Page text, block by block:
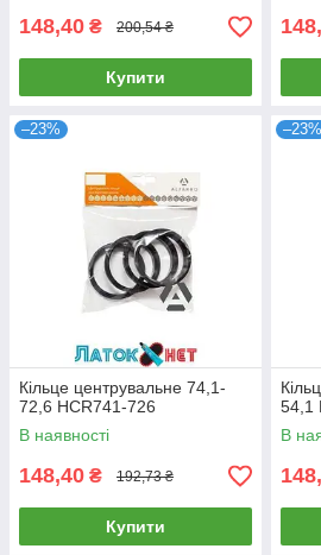
148,40 ₴ 200,54 ₴
Купити
–23%
Кільце центрувальне 74,1-
72,6 HCR741-726
В наявності
148,40 ₴ 192,73 ₴
Купити
–23%
54,1
В